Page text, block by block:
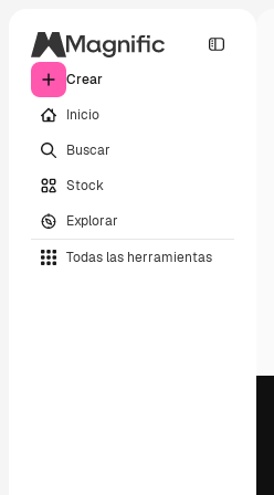
Crear
Inicio
Buscar
Stock
Explorar
Todas las herramientas